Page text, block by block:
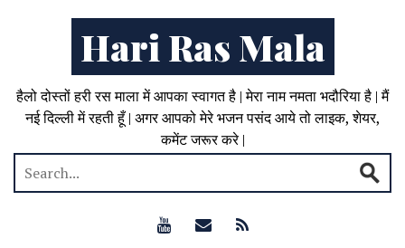
Hari Ras Mala
हैलो दोस्तों हरी रस माला में आपका स्वागत है | मेरा नाम नमता भदौरिया है | मैं
नई दिल्ली में रहती हूँ | अगर आपको मेरे भजन पसंद आये तो लाइक, शेयर,
कमेंट जरूर करे |